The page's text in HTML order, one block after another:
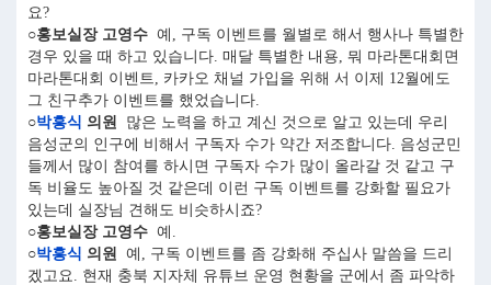
요?
○홍보실장 고영수 예, 구독 이벤트를 월별로 해서 행사나 특별한
경우 있을 때 하고 있습니다. 매달 특별한 내용, 뭐 마라톤대회면
마라톤대회 이벤트, 카카오 채널 가입을 위해 서 이제 12월에도
그 친구추가 이벤트를 했었습니다.
○박흥식 의원
많은 노력을 하고 계신 것으로 알고 있는데 우리
음성군의 인구에 비해서 구독자 수가 약간 저조합니다. 음성군민
들께서 많이 참여를 하시면 구독자 수가 많이 올라갈 것 같고 구
독 비율도 높아질 것 같은데 이런 구독 이벤트를 강화할 필요가
있는데 실장님 견해도 비슷하시죠?
○홍보실장 고영수 예.
○박흥식 의원
예, 구독 이벤트를 좀 강화해 주십사 말씀을 드리
겠고요. 현재 충북 지자체 유튜브 운영 현황을 군에서 좀 파악하